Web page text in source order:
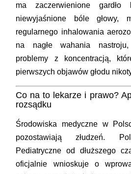
ma zaczerwienione
niewyjaśnione bóle głowy,
regularnego inhalowania
na nagłe wahania
problemy z koncentracją,
pierwszych objawów głodu
Co na to lekarze i prawo?
rozsądku
Środowiska medyczne w
pozostawiają złudzeń.
Pediatryczne od dłuższego
oficjalnie wnioskuje o